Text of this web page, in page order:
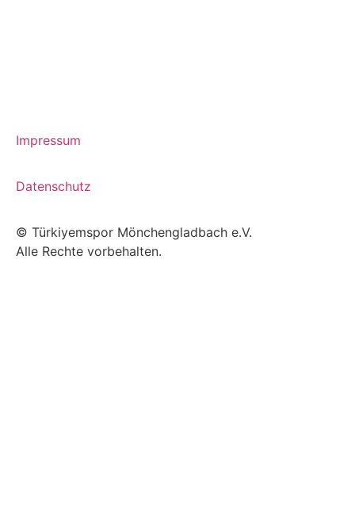
Impressum
Datenschutz
© Türkiyemspor Mönchengladbach e.V.
Alle Rechte vorbehalten.